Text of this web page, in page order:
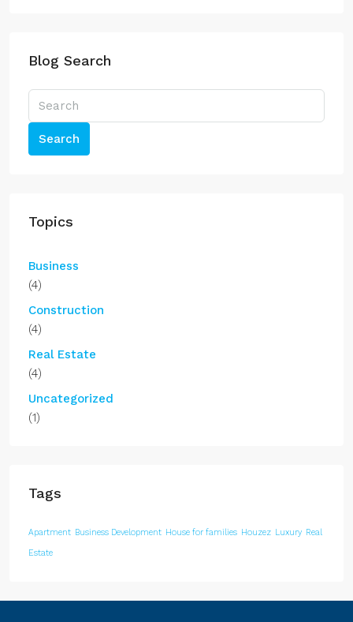
Blog Search
Search
Topics
Business
(4)
Construction
(4)
Real Estate
(4)
Uncategorized
(1)
Tags
Apartment Business Development House for families Houzez Luxury Real
Estate